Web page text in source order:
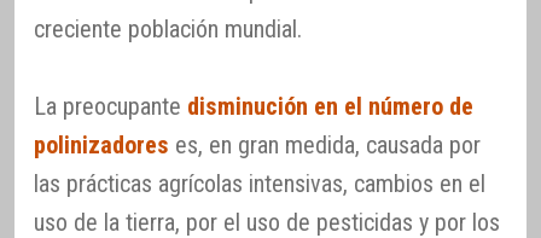
creciente población mundial.
La preocupante disminución en el número de
polinizadores es, en gran medida, causada por
las prácticas agrícolas intensivas, cambios en el
uso de la tierra, por el uso de pesticidas y por los